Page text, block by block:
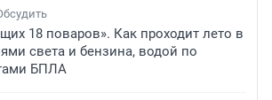
18 поваров». Как проходит лето в
света и бензина, водой по
БПЛА